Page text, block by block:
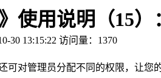
使用说明（15）
30 13:15:22 访问量：1370
可对管理员分配不同的权限，让您